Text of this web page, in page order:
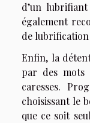
d’un lubrifiant
également
de lubrification
Enfin, la
par des mots
caresses.
choisissant le
que ce soit